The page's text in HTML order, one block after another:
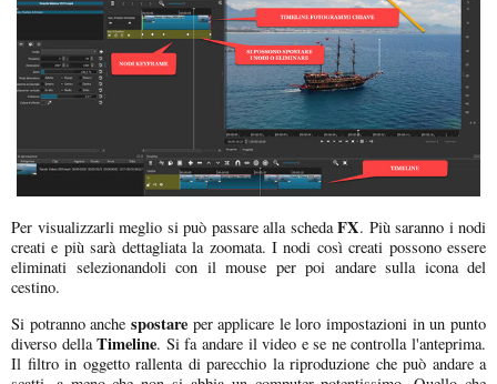
Per visualizzarli meglio si può passare alla schedaFX. Più saranno i nodi
creati e più sarà dettagliata la zoomata. I nodi così creati possono essere
eliminati selezionandoli con il mouse per poi andare sulla icona del
cestino.
Si potranno anche spostareper applicare le loro impostazioni in un punto
diverso dellaTimeline. Si fa andare il video e se ne controlla l'anteprima.
Il filtro in oggetto rallenta di parecchio la riproduzione che può andare a